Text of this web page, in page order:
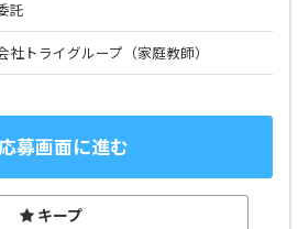
託
社トライグループ（家庭教師）
応募画面に進む
キープ